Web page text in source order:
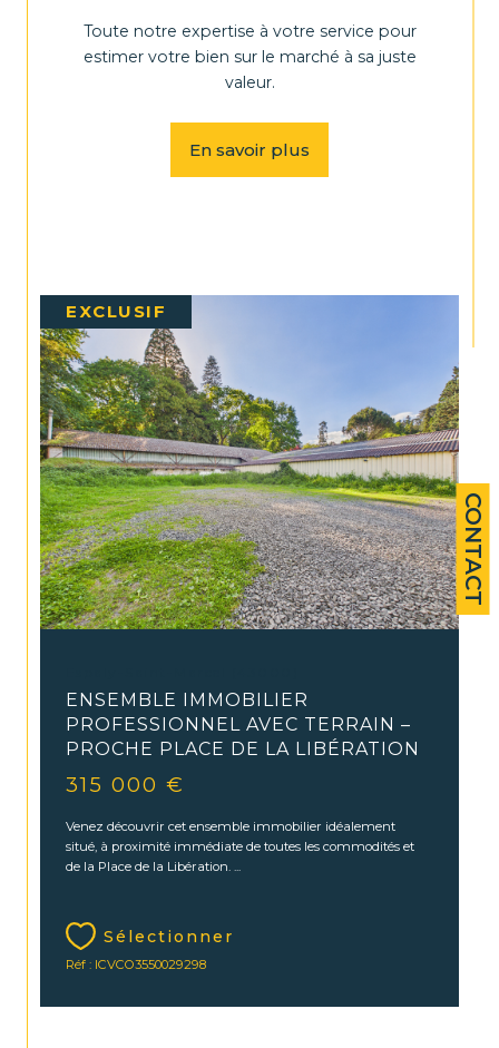
CONTACT
Toute notre expertise à votre service pour
estimer votre bien sur le marché à sa juste
valeur.
En savoir plus
ENSEMBLE IMMOBILIER
PROFESSIONNEL AVEC TERRAIN –
PROCHE PLACE DE LA LIBÉRATION
315 000 €
Venez découvrir cet ensemble immobilier idéalement
situé, à proximité immédiate de toutes les commodités et
de la Place de la Libération. ...
Sélectionner
Réf : ICVCO3550029298
EXCLUSIF